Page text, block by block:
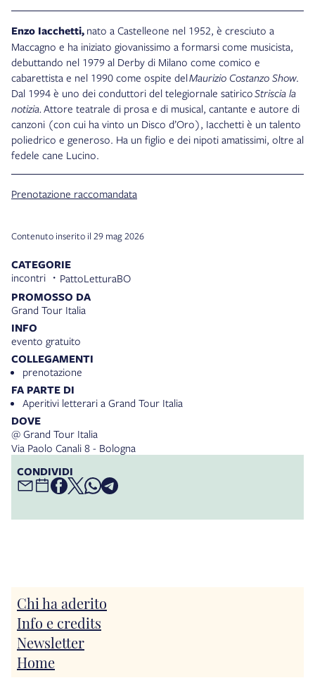
Enzo Iacchetti, nato a Castelleone nel 1952, è cresciuto a
Maccagno e ha iniziato giovanissimo a formarsi come musicista,
debuttando nel 1979 al Derby di Milano come comico e
cabarettista e nel 1990 come ospite delMaurizio Costanzo Show.
Dal 1994 è uno dei conduttori del telegiornale satiricoStriscia la
notizia.Attore teatrale di prosa e di musical, cantante e autore di
canzoni (con cui ha vinto un Disco d’Oro), Iacchetti è un talento
poliedrico e generoso. Ha un figlio e dei nipoti amatissimi, oltre al
fedele cane Lucino.
Prenotazione raccomandata
CATEGORIE
incontri PattoLetturaBO
PROMOSSO DA
Grand Tour Italia
INFO
evento gratuito
COLLEGAMENTI
prenotazione
FA PARTE DI
Aperitivi letterari a Grand Tour Italia
DOVE
@ Grand Tour Italia
Via Paolo Canali 8 - Bologna
CONDIVIDI
Contenuto inserito il 29 mag 2026
Chi ha aderito
Info e credits
Newsletter
Home